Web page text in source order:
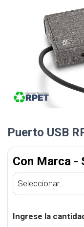
Puerto USB
Con Marca -
Ingrese la